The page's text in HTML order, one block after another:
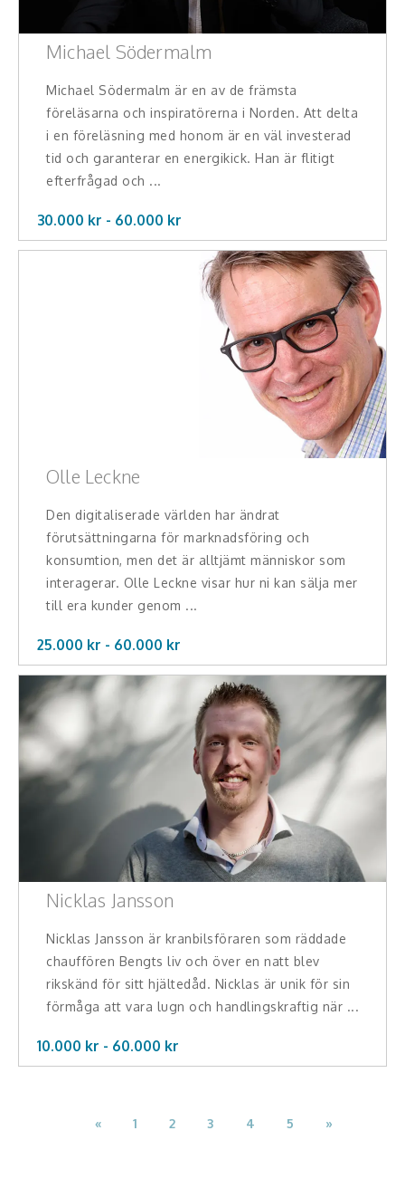
Michael Södermalm
Michael Södermalm är en av de främsta
föreläsarna och inspiratörerna i Norden. Att delta
i en föreläsning med honom är en väl investerad
tid och garanterar en energikick. Han är flitigt
efterfrågad och ...
30.000 kr - 60.000 kr
Olle Leckne
Den digitaliserade världen har ändrat
förutsättningarna för marknadsföring och
konsumtion, men det är alltjämt människor som
interagerar. Olle Leckne visar hur ni kan sälja mer
till era kunder genom ...
25.000 kr - 60.000 kr
Nicklas Jansson
Nicklas Jansson är kranbilsföraren som räddade
chauffören Bengts liv och över en natt blev
rikskänd för sitt hjältedåd. Nicklas är unik för sin
förmåga att vara lugn och handlingskraftig när ...
10.000 kr - 60.000 kr
« 1 2 3 4 5 »